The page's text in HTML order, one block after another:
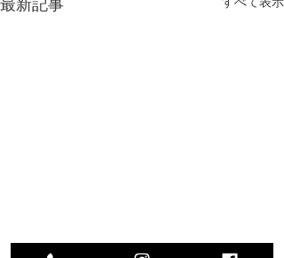
最新記事